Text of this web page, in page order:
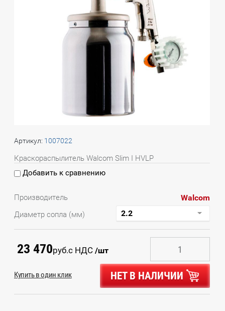
Артикул: 1007022
Краскораспылитель Walcom Slim I HVLP
Добавить к сравнению
Производитель Walcom
Диаметр сопла (мм)
23 470руб.с НДС /шт
НЕТ В НАЛИЧИИ
Купить в один клик